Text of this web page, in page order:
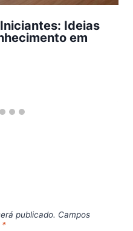
Ideias
em
publicado. Campos
*